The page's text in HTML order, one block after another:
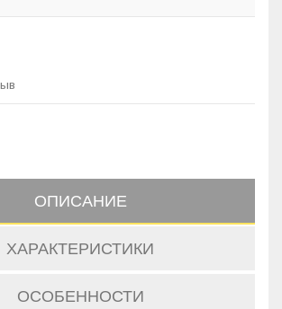
ОПИСАНИЕ
ХАРАКТЕРИСТИКИ
ОСОБЕННОСТИ